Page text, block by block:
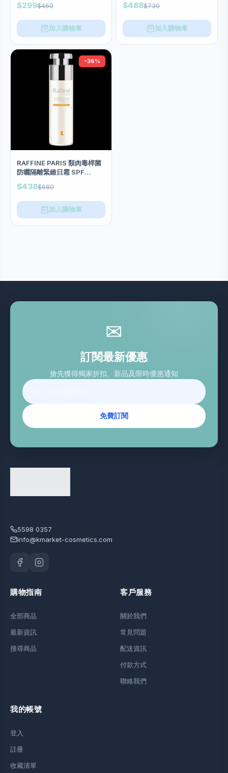
$299$460
加入購物車
$488$730
加入購物車
-36%
RAFFINE PARIS 類肉毒桿菌
防曬隔離緊緻日霜 SPF
$438$680
加入購物車
✉
訂閱最新優惠
搶先獲得獨家折扣、新品及限時優惠通知
免費訂閱
5598 0357
info@kmarket-cosmetics.com
購物指南
全部商品
最新資訊
搜尋商品
客戶服務
關於我們
常見問題
配送資訊
付款方式
聯絡我們
我的帳號
登入
註冊
收藏清單